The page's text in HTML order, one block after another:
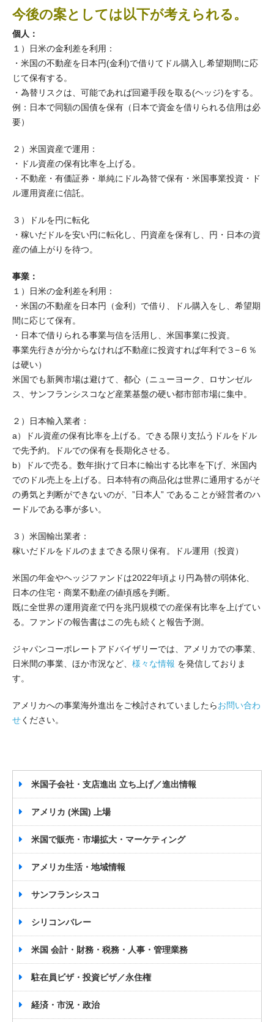
今後の案としては以下が考えられる。
個人：
１）日米の金利差を利用：
・米国の不動産を日本円(金利)で借りてドル購入し希望期間に応
じて保有する。
・為替リスクは、可能であれば回避手段を取る(ヘッジ)をする。
例：日本で同額の国債を保有（日本で資金を借りられる信用は必
要）
２）米国資産で運用：
・ドル資産の保有比率を上げる。
・不動産・有価証券・単純にドル為替で保有・米国事業投資・ド
ル運用資産に信託。
３）ドルを円に転化
・稼いだドルを安い円に転化し、円資産を保有し、円・日本の資
産の値上がりを待つ。
事業：
１）日米の金利差を利用：
・米国の不動産を日本円（金利）で借り、ドル購入をし、希望期
間に応じて保有。
・日本で借りられる事業与信を活用し、米国事業に投資。
事業先行きが分からなければ不動産に投資すれば年利で３−６％
は硬い）
米国でも新興市場は避けて、都心（ニューヨーク、ロサンゼル
ス、サンフランシスコなど産業基盤の硬い都市部市場に集中。
２）日本輸入業者：
a）ドル資産の保有比率を上げる。できる限り支払うドルをドル
で先予約。ドルでの保有を長期化させる。
b）ドルで売る。数年掛けて日本に輸出する比率を下げ、米国内
でのドル売上を上げる。日本特有の商品化は世界に通用するがそ
の勇気と判断ができないのが、”日本人” であることが経営者のハ
ードルである事が多い。
３）米国輸出業者：
稼いだドルをドルのままできる限り保有。ドル運用（投資）
米国の年金やヘッジファンドは2022年頃より円為替の弱体化、
日本の住宅・商業不動産の値頃感を判断。
既に全世界の運用資産で円を兆円規模での産保有比率を上げてい
る。ファンドの報告書はこの先も続くと報告予測。
ジャパンコーポレートアドバイザリーでは、アメリカでの事業、
日米間の事業、ほか市況など、 様々な情報 を発信しておりま
す。
アメリカへの事業海外進出をご検討されていましたらお問い合わ
せください。
米国子会社・支店進出 立ち上げ／進出情報
アメリカ (米国) 上場
米国で販売・市場拡大・マーケティング
アメリカ生活・地域情報
サンフランシスコ
シリコンバレー
米国 会計・財務・税務・人事・管理業務
駐在員ビザ・投資ビザ／永住権
経済・市況・政治